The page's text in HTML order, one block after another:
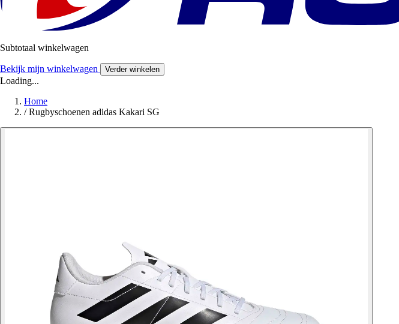
Subtotaal winkelwagen
Bekijk mijn winkelwagen Verder winkelen
Loading...
Home
/ Rugbyschoenen adidas Kakari SG